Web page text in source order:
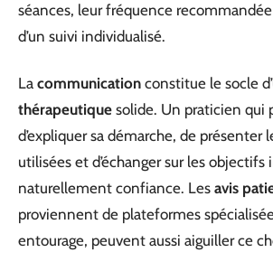
séances, leur fréquence
d’un suivi individualisé.
La communication constitue le socle
thérapeutique solide. Un praticien qui
d’expliquer sa démarche, de présenter
utilisées et d’échanger sur les objectifs
naturellement confiance. Les avis
proviennent de plateformes
entourage, peuvent aussi aiguiller ce